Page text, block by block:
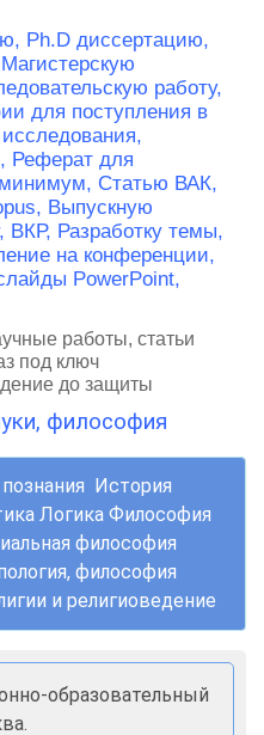
Ph.D диссертацию,
Магистерскую
работу,
для поступления в
Реферат для
Статью ВАК,
Выпускную
ВКР, Разработку темы,
на конференции,
PowerPoint,
работы, статьи
под ключ
до защиты
философия
История
Логика Философия
философия
философия
и религиоведение
образовательный